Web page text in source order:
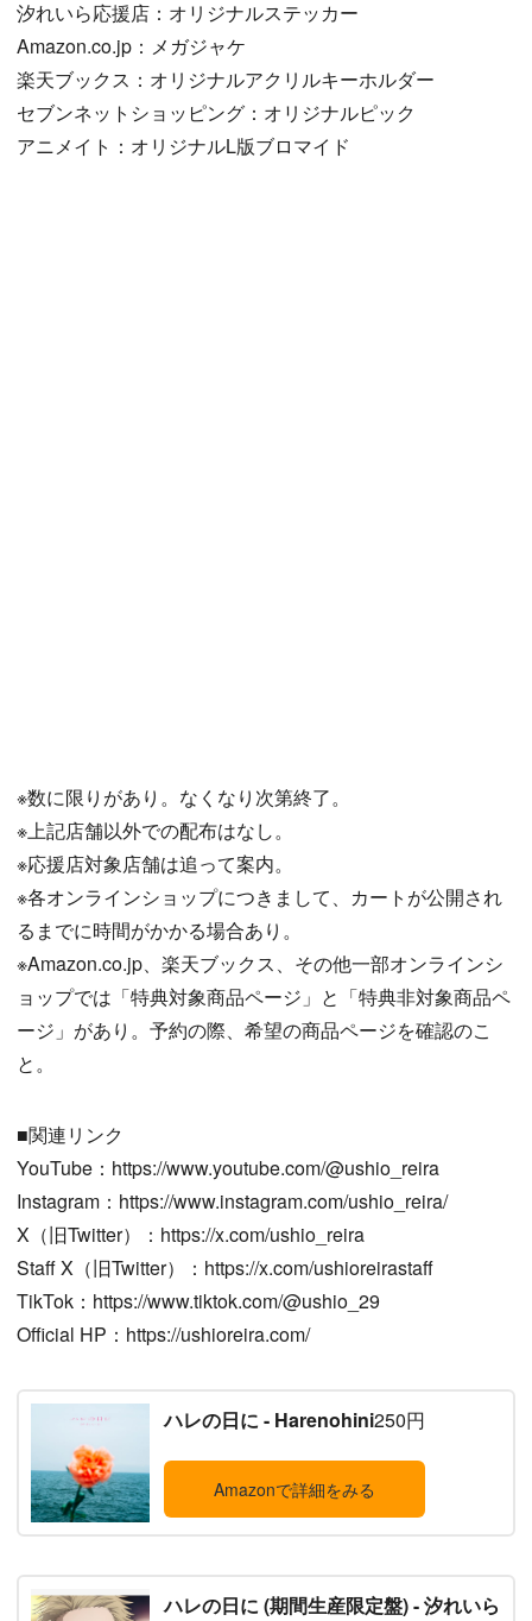
汐れいら応援店：オリジナルステッカー
Amazon.co.jp：メガジャケ
楽天ブックス：オリジナルアクリルキーホルダー
セブンネットショッピング：オリジナルピック
アニメイト：オリジナルL版ブロマイド
※数に限りがあり。なくなり次第終了。
※上記店舗以外での配布はなし。
※応援店対象店舗は追って案内。
※各オンラインショップにつきまして、カートが公開され
るまでに時間がかかる場合あり。
※Amazon.co.jp、楽天ブックス、その他一部オンラインシ
ョップでは「特典対象商品ページ」と「特典非対象商品ペ
ージ」があり。予約の際、希望の商品ページを確認のこ
と。
■関連リンク
YouTube：https://www.youtube.com/@ushio_reira
Instagram：https://www.instagram.com/ushio_reira/
X（旧Twitter）：https://x.com/ushio_reira
Staff X（旧Twitter）：https://x.com/ushioreirastaff
TikTok：https://www.tiktok.com/@ushio_29
Official HP：https://ushioreira.com/
ハレの日に - Harenohini250円
Amazonで詳細をみる
ハレの日に (期間生産限定盤) - 汐れいら